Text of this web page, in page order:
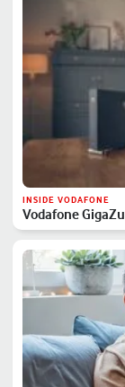
INSIDE VODAFONE
Vodafone